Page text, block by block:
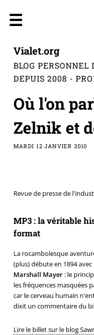
Vialet.org
BLOG
DEPUIS 2008 -
Où l'on
Zelnik et
MARDI 12 JANVIER 2010
Revue de presse de
MP3 : la véritable
format
La rocambolesque
(plus) débute en 1894
Marshall Mayer: le
les fréquences masquées
car le cerveau humain
dixit un commentaire du
Lire le billet sur le blog